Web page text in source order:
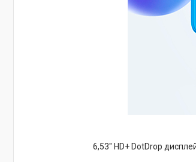
6,53" HD+ DotDrop